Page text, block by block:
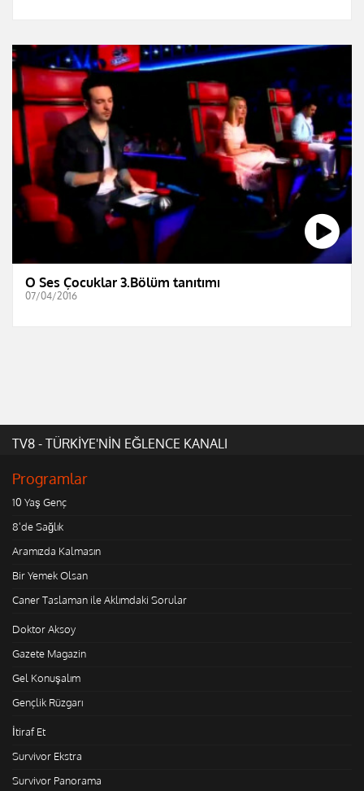
O Ses Çocuklar 3.Bölüm tanıtımı
07/04/2016
TV8 - TÜRKİYE'NİN EĞLENCE KANALI
Programlar
10 Yaş Genç
8'de Sağlık
Aramızda Kalmasın
Bir Yemek Olsan
Caner Taslaman ile Aklımdaki Sorular
Doktor Aksoy
Gazete Magazin
Gel Konuşalım
Gençlik Rüzgarı
İtiraf Et
Survivor Ekstra
Survivor Panorama